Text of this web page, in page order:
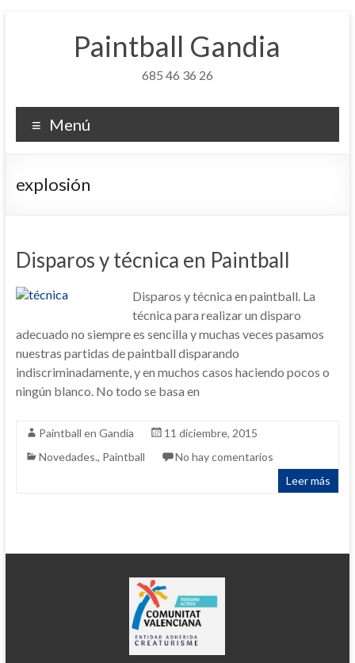
Paintball Gandia
685 46 36 26
Menú
explosión
Disparos y técnica en Paintball
Disparos y técnica en paintball. La
técnica para realizar un disparo
adecuado no siempre es sencilla y muchas veces pasamos
nuestras partidas de paintball disparando
indiscriminadamente, y en muchos casos haciendo pocos o
ningún blanco. No todo se basa en
Paintball en Gandia
11 diciembre, 2015
Novedades., Paintball
No hay comentarios
Leer más